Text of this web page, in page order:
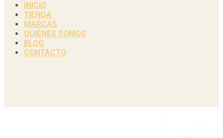
INICIO
TIENDA
MARCAS
QUIÉNES SOMOS
BLOG
CONTACTO